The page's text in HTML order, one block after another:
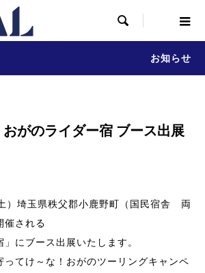

お知らせ
がのライダー宿 ブース出展
）埼玉県秩父郡小鹿野町（国民宿舎 両
催される
」にブース出展いたします。
ってけ～な！おがのツーリングキャンペ